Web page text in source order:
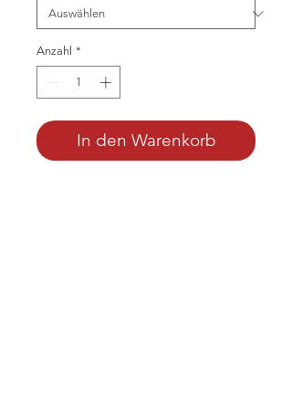
Anzahl *
In den Warenkorb